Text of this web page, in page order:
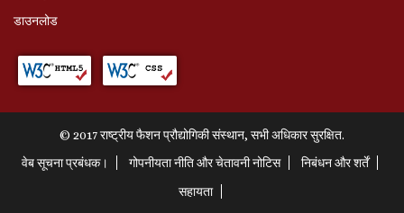
डाउनलोड
© 2017 राष्ट्रीय फैशन प्रौद्योगिकी संस्थान, सभी अधिकार सुरक्षित.
वेब सूचना प्रबंधक।
गोपनीयता नीति और चेतावनी नोटिस
निबंधन और शर्तें
सहायता